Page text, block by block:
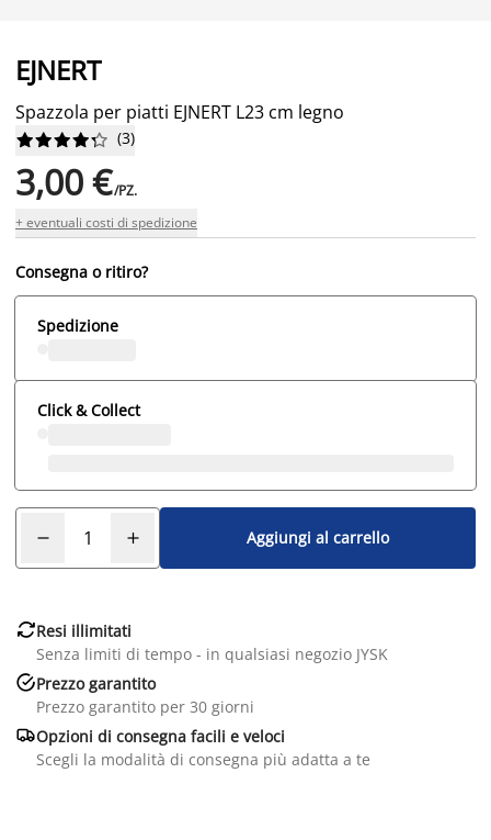
EJNERT
Spazzola per piatti EJNERT L23 cm legno





 (3)
3,00 €/PZ.
+ eventuali costi di spedizione
Consegna o ritiro?
Spedizione
Click & Collect
Aggiungi al carrello
Resi illimitati
Senza limiti di tempo - in qualsiasi negozio JYSK
Prezzo garantito
Prezzo garantito per 30 giorni
Opzioni di consegna facili e veloci
Scegli la modalità di consegna più adatta a te